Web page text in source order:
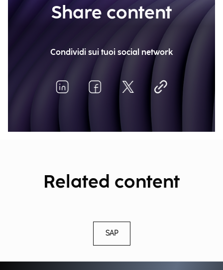
Share content
Condividi sui tuoi social network
Related content
SAP